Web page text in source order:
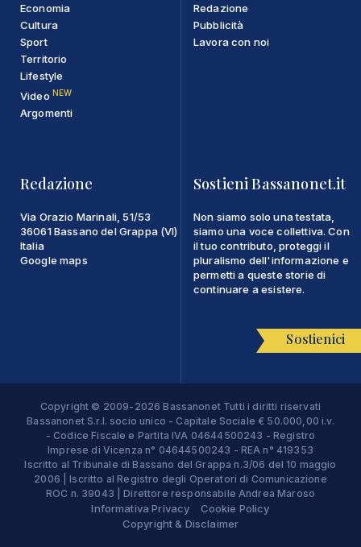
Economia
Cultura
Sport
Territorio
Lifestyle
Video NEW
Argomenti
Redazione
Pubblicità
Lavora con noi
Redazione
Via Orazio Marinali, 51/53
36061 Bassano del Grappa (VI)
Italia
Google maps
Sostieni Bassanonet.it
Non siamo solo una testata,
siamo una voce collettiva. Con
il tuo contributo, proteggi il
pluralismo dell'informazione e
permetti a queste storie di
continuare a esistere.
Sostienici
Copyright © 2009-2026 Bassanonet Tutti i diritti riservati
Bassanonet S.r.l. socio unico - Capitale Sociale € 50.000,00 i.v.
- Codice Fiscale e Partita IVA 04644500243 - Registro
Imprese di Vicenza n° 04644500243 - REA n° 419353
Iscritto al Tribunale di Bassano del Grappa n.3/06 del 10 maggio
2006 | Iscritto al Registro degli Operatori di Comunicazione
ROC n. 39043 | Direttore responsabile Andrea Maroso
Informativa Privacy
Cookie Policy
Copyright & Disclaimer